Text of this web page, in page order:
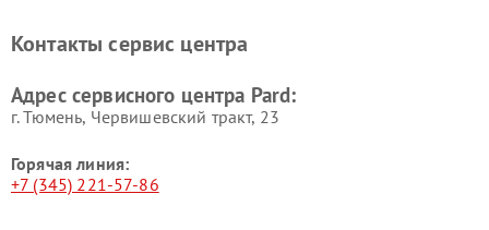
Контакты сервис центра
Адрес сервисного центра Pard:
г. Тюмень, ​Червишевский тракт, 23
Горячая линия:
+7 (345) 221-57-86